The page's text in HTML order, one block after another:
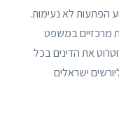
הפתעות לא נעימות.
מרכזיים במשפט
את הדינים בכל
ישראלים